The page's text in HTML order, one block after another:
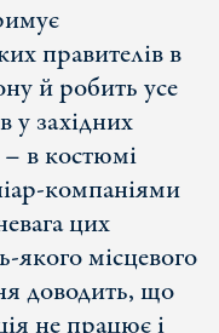
правителів в
й робить усе
у західних
– в костюмі
компаніями
цих
якого місцевого
доводить, що